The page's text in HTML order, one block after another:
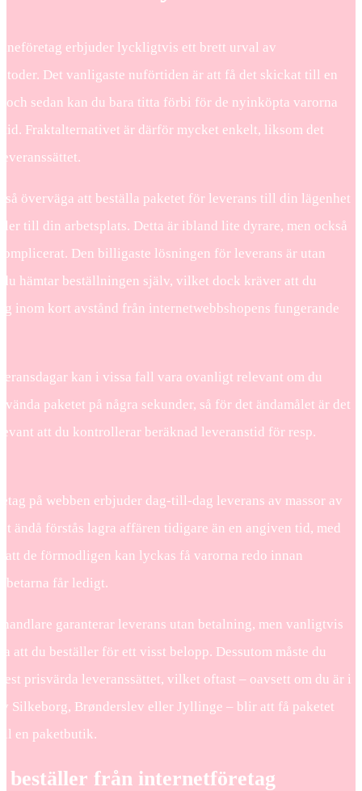
erbjuder lyckligtvis ett brett urval av
Det vanligaste nuförtiden är att få det skickat till en
och sedan kan du bara titta förbi för de nyinköpta varorna
tid. Fraktalternativet är därför mycket enkelt, liksom det
överväga att beställa paketet för leverans till din lägenhet
till din arbetsplats. Detta är ibland lite dyrare, men också
Den billigaste lösningen för leverans är utan
hämtar beställningen själv, vilket dock kräver att du
inom kort avstånd från internetwebbshopens fungerande
kan i vissa fall vara ovanligt relevant om du
paketet på några sekunder, så för det ändamålet är det
att du kontrollerar beräknad leveranstid för resp.
på webben erbjuder dag-till-dag leverans av massor av
ändå förstås lagra affären tidigare än en angiven tid, med
de förmodligen kan lyckas få varorna redo innan
får ledigt.
garanterar leverans utan betalning, men vanligtvis
att du beställer för ett visst belopp. Dessutom måste du
prisvärda leveranssättet, vilket oftast – oavsett om du är i
Silkeborg, Brønderslev eller Jyllinge – blir att få paketet
en paketbutik.
beställer från internetföretag